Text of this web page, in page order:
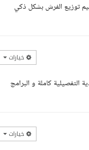
توزيع الفرش بشكل ذكي
خيارات
كاملة و البرامج
خيارات